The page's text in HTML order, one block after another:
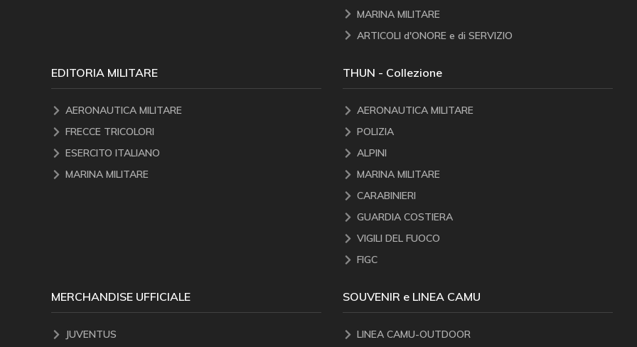
MARINA MILITARE
ARTICOLI d'ONORE e di SERVIZIO
EDITORIA MILITARE
AERONAUTICA MILITARE
FRECCE TRICOLORI
ESERCITO ITALIANO
MARINA MILITARE
THUN - Collezione
AERONAUTICA MILITARE
POLIZIA
ALPINI
MARINA MILITARE
CARABINIERI
GUARDIA COSTIERA
VIGILI DEL FUOCO
FIGC
MERCHANDISE UFFICIALE
JUVENTUS
SOUVENIR e LINEA CAMU
LINEA CAMU-OUTDOOR